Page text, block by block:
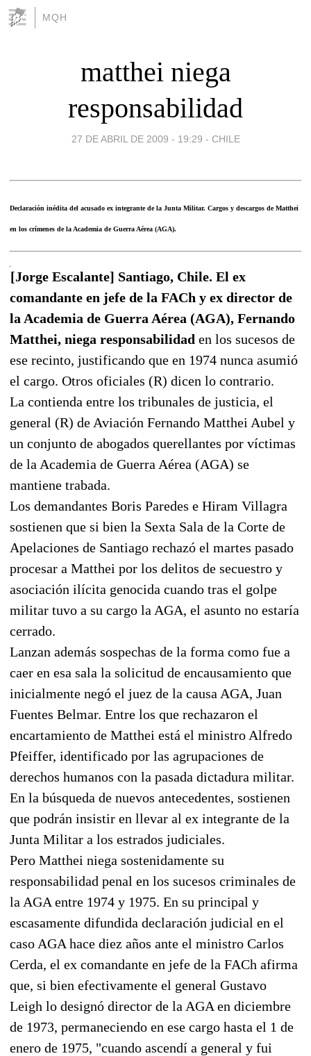
MQH
matthei niega
responsabilidad
27 DE ABRIL DE 2009 - 19:29 - CHILE
Declaración inédita del acusado ex integrante de la Junta Militar. Cargos y descargos de Matthei
en los crímenes de la Academia de Guerra Aérea (AGA).
[Jorge Escalante] Santiago, Chile. El ex
comandante en jefe de la FACh y ex director de
la Academia de Guerra Aérea (AGA), Fernando
Matthei, niega responsabilidad en los sucesos de
ese recinto, justificando que en 1974 nunca asumió
el cargo. Otros oficiales (R) dicen lo contrario.
La contienda entre los tribunales de justicia, el
general (R) de Aviación Fernando Matthei Aubel y
un conjunto de abogados querellantes por víctimas
de la Academia de Guerra Aérea (AGA) se
mantiene trabada.
Los demandantes Boris Paredes e Hiram Villagra
sostienen que si bien la Sexta Sala de la Corte de
Apelaciones de Santiago rechazó el martes pasado
procesar a Matthei por los delitos de secuestro y
asociación ilícita genocida cuando tras el golpe
militar tuvo a su cargo la AGA, el asunto no estaría
cerrado.
Lanzan además sospechas de la forma como fue a
caer en esa sala la solicitud de encausamiento que
inicialmente negó el juez de la causa AGA, Juan
Fuentes Belmar. Entre los que rechazaron el
encartamiento de Matthei está el ministro Alfredo
Pfeiffer, identificado por las agrupaciones de
derechos humanos con la pasada dictadura militar.
En la búsqueda de nuevos antecedentes, sostienen
que podrán insistir en llevar al ex integrante de la
Junta Militar a los estrados judiciales.
Pero Matthei niega sostenidamente su
responsabilidad penal en los sucesos criminales de
la AGA entre 1974 y 1975. En su principal y
escasamente difundida declaración judicial en el
caso AGA hace diez años ante el ministro Carlos
Cerda, el ex comandante en jefe de la FACh afirma
que, si bien efectivamente el general Gustavo
Leigh lo designó director de la AGA en diciembre
de 1973, permaneciendo en ese cargo hasta el 1 de
enero de 1975, "cuando ascendí a general y fui